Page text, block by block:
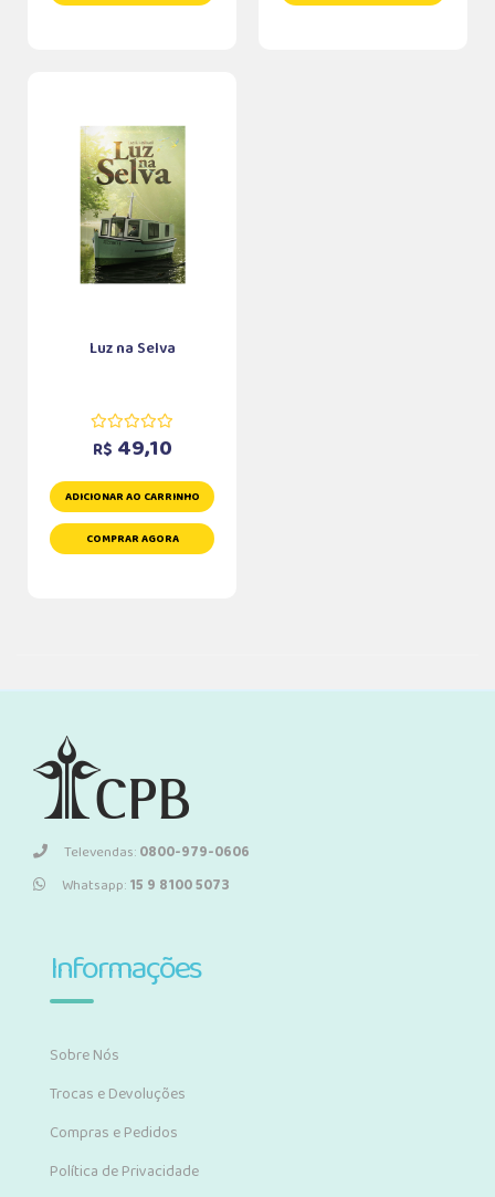
Luz na Selva
R$ 49,10
ADICIONAR AO CARRINHO
COMPRAR AGORA
Televendas:0800-979-0606
Whatsapp:15 9 8100 5073
Informações
Sobre Nós
Trocas e Devoluções
Compras e Pedidos
Política de Privacidade